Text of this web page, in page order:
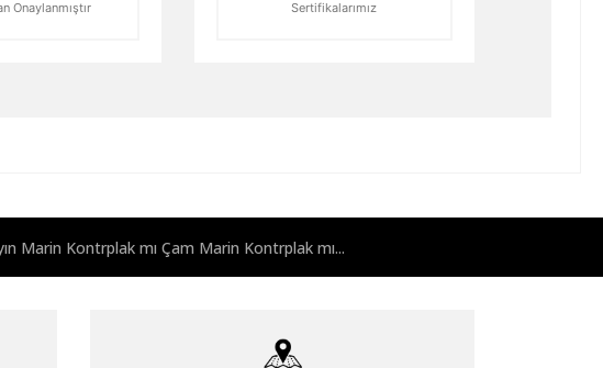
Onaylanmıştır Sertifikalarımız
Marin Kontrplak mı Çam Marin Kontrplak mı...